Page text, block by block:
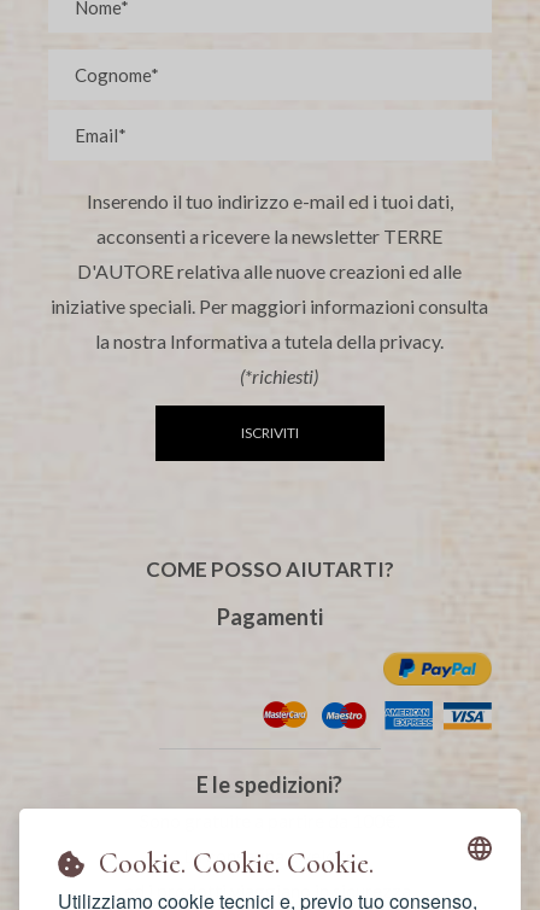
Cookie. Cookie. Cookie.
Utilizziamo cookie tecnici e, previo tuo consenso,
Inserendo il tuo indirizzo e-mail ed i tuoi dati,
acconsenti a ricevere la newsletter TERRE
D'AUTORE relativa alle nuove creazioni ed alle
iniziative speciali. Per maggiori informazioni consulta
la nostra Informativa a tutela della privacy.
(*richiesti)
ISCRIVITI
COME POSSO AIUTARTI?
Pagamenti
E le spedizioni?
La consegna è veloce
ed i prodotti viaggiano in sicurezza.